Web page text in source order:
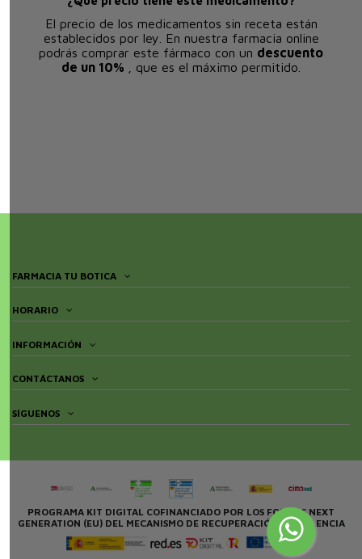
El precio de los medicamentos sin receta están
establecidos por ley. En nuestra farmacia online
podrás comprar este fármaco con un descuento
de un 10%
, que es el máximo permitido.
FARMACIA TU BOTICA
HORARIO
INFORMACIÓN
CONTÁCTANOS
SÍGUENOS
PROGRAMA KIT DIGITAL COFINANCIADO POR LOS FONDOS NEXT
GENERATION (EU) DEL MECANISMO DE RECUPERACIÓN Y RESILENCIA